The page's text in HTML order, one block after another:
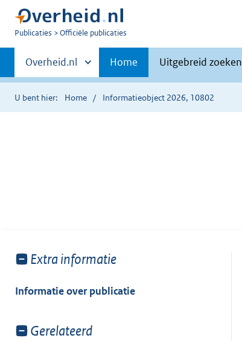
U
Publicaties Officiële publicaties
Primaire
navigatie
Andere
sites
binnen
Overheid.nl Home Uitgebreid zoeken
U bent hier: Home Informatieobject 2026, 10802
Toon
van:
Extra informatie
Informatie over publicatie
Toon
Gerelateerd